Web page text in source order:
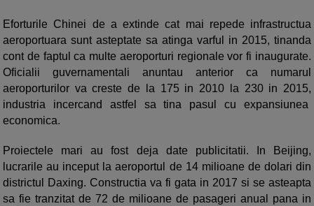
Eforturile Chinei de a extinde cat mai repede infrastructua
aeroportuara sunt asteptate sa atinga varful in 2015, tinanda
cont de faptul ca multe aeroporturi regionale vor fi inaugurate.
Oficialii guvernamentali anuntau anterior ca numarul
aeroporturilor va creste de la 175 in 2010 la 230 in 2015,
industria incercand astfel sa tina pasul cu expansiunea
economica.
Proiectele mari au fost deja date publicitatii. In Beijing,
lucrarile au inceput la aeroportul de 14 milioane de dolari din
districtul Daxing. Constructia va fi gata in 2017 si se asteapta
sa fie tranzitat de 72 de milioane de pasageri anual pana in